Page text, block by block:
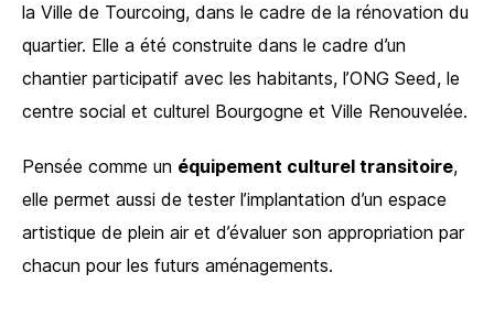
la Ville de Tourcoing, dans le cadre de la rénovation du
quartier. Elle a été construite dans le cadre d’un
chantier participatif avec les habitants, l’ONG Seed, le
centre social et culturel Bourgogne et Ville Renouvelée.
Pensée comme un équipement culturel transitoire,
elle permet aussi de tester l’implantation d’un espace
artistique de plein air et d’évaluer son appropriation par
chacun pour les futurs aménagements.